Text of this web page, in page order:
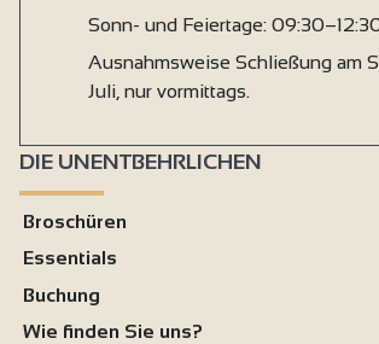
Sonn- und Feiertage:
Ausnahmsweise Schließung am
Juli, nur vormittags.
DIE UNENTBEHRLICHEN
Broschüren
Essentials
Buchung
Wie finden Sie uns?